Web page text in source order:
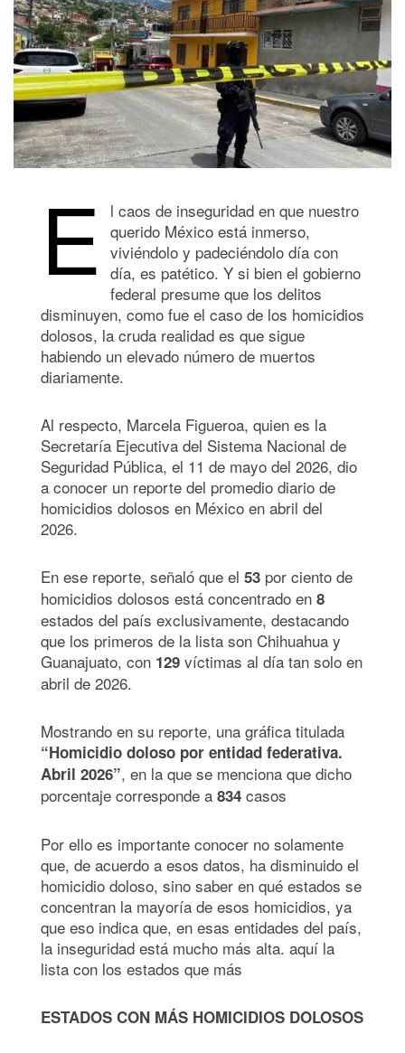
E
l caos de inseguridad en que nuestro
querido México está inmerso,
viviéndolo y padeciéndolo día con
día, es patético. Y si bien el gobierno
federal presume que los delitos
disminuyen, como fue el caso de los homicidios
dolosos, la cruda realidad es que sigue
habiendo un elevado número de muertos
diariamente.
Al respecto, Marcela Figueroa, quien es la
Secretaría Ejecutiva del Sistema Nacional de
Seguridad Pública, el 11 de mayo del 2026, dio
a conocer un reporte del promedio diario de
homicidios dolosos en México en abril del
2026.
En ese reporte, señaló que el 53 por ciento de
homicidios dolosos está concentrado en 8
estados del país exclusivamente, destacando
que los primeros de la lista son Chihuahua y
Guanajuato, con 129 víctimas al día tan solo en
abril de 2026.
Mostrando en su reporte, una gráfica titulada
“Homicidio doloso por entidad federativa.
Abril 2026”, en la que se menciona que dicho
porcentaje corresponde a 834 casos
Por ello es importante conocer no solamente
que, de acuerdo a esos datos, ha disminuido el
homicidio doloso, sino saber en qué estados se
concentran la mayoría de esos homicidios, ya
que eso indica que, en esas entidades del país,
la inseguridad está mucho más alta. aquí la
lista con los estados que más
ESTADOS CON MÁS HOMICIDIOS DOLOSOS